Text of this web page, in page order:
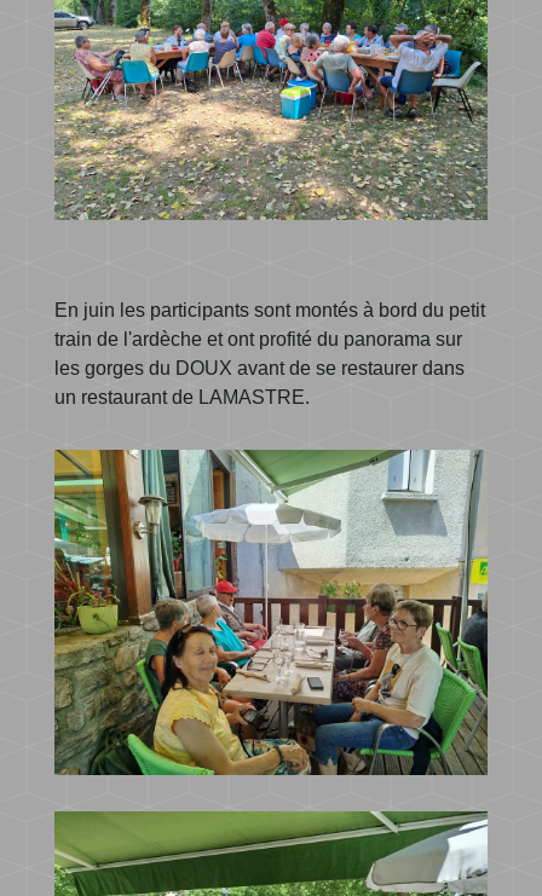
En juin les participants sont montés à bord du petit
train de l'ardèche et ont profité du panorama sur
les gorges du DOUX avant de se restaurer dans
un restaurant de LAMASTRE.